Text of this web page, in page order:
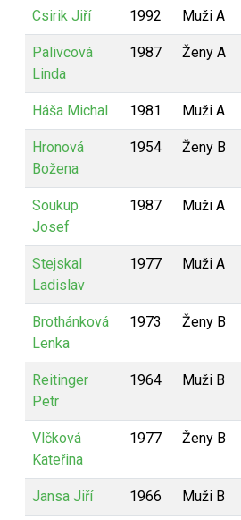
Csirik Jiří 1992 Muži A
Palivcová
Linda
1987 Ženy A
Háša Michal 1981 Muži A
Hronová
Božena
1954 Ženy B
Soukup
Josef
1987 Muži A
Stejskal
Ladislav
1977 Muži A
Brothánková
Lenka
1973 Ženy B
Reitinger
Petr
1964 Muži B
Vlčková
Kateřina
1977 Ženy B
Jansa Jiří 1966 Muži B